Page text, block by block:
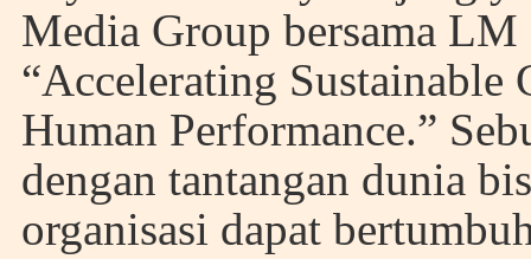
Media Group bersama
“Accelerating
Human Performance.”
dengan tantangan dunia
organisasi dapat